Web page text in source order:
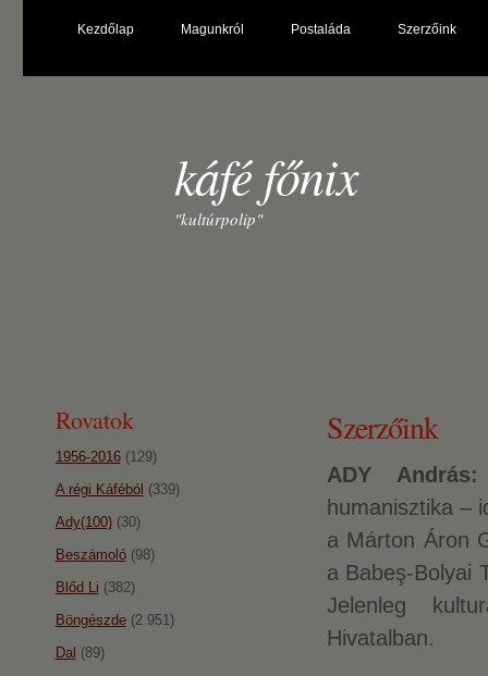
Kezdőlap Magunkról Postaláda Szerzőink
káfé főnix
"kultúrpolip"
Szerzőink
ADY András:
humanisztika –
a Márton Áron
a Babeş-Bolyai
Jelenleg
Hivatalban.
Rovatok
1956-2016(129)
A régi Káféból (339)
Ady(100)(30)
Beszámoló(98)
Blőd Li (382)
Böngészde(2 951)
Dal (89)